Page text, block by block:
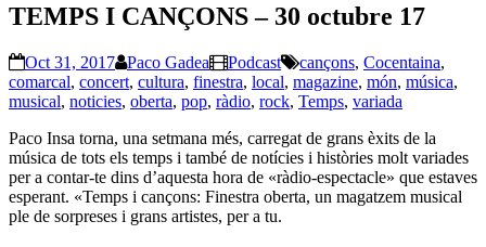
TEMPS I CANÇONS – 30 octubre 17
Oct 31, 2017 Paco Gadea Podcast cançons, Cocentaina,
comarcal, concert, cultura, finestra, local, magazine, món, música,
musical, noticies, oberta, pop, ràdio, rock, Temps, variada
Paco Insa torna, una setmana més, carregat de grans èxits de la
música de tots els temps i també de notícies i històries molt variades
per a contar-te dins d’aquesta hora de «ràdio-espectacle» que estaves
esperant. «Temps i cançons: Finestra oberta, un magatzem musical
ple de sorpreses i grans artistes, per a tu.